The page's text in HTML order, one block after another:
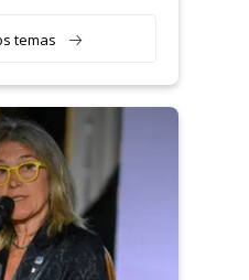
un
genética y
temas